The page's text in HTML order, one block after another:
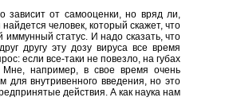
зависит от самооценки, но вряд ли,
человек, который скажет, что
иммунный статус. И надо сказать, что
другу эту дозу вируса все время
если все-таки не повезло, на губах
Мне, например, в свое время очень
внутривенного введения, но это
действия. А как наука нам